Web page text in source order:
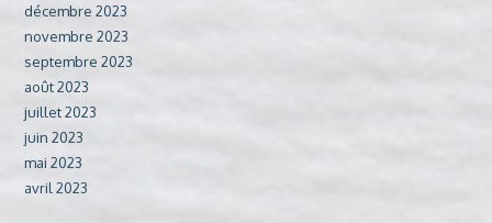
décembre 2023
novembre 2023
septembre 2023
août 2023
juillet 2023
juin 2023
mai 2023
avril 2023